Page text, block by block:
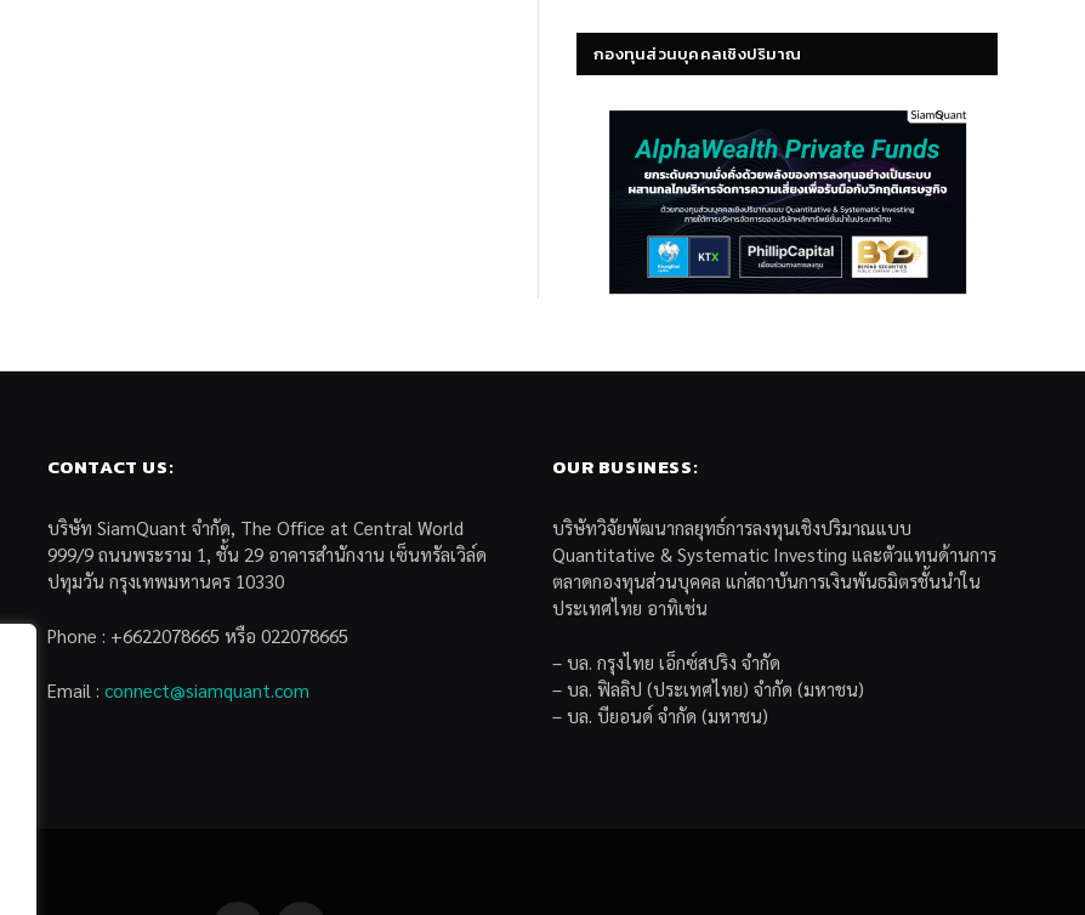
กองทุนส่วนบุคคลเชิงปริมาณ
CONTACT US:
บริษัท SiamQuant จำกัด, The Office at Central World
999/9 ถนนพระราม 1, ชั้น 29 อาคารสำนักงาน เซ็นทรัลเวิล์ด
ปทุมวัน กรุงเทพมหานคร 10330
Phone : +6622078665 หรือ 022078665
Email : connect@siamquant.com
OUR BUSINESS:
บริษัทวิจัยพัฒนากลยุทธ์การลงทุนเชิงปริมาณแบบ
Quantitative & Systematic Investing และตัวแทนด้านการ
ตลาดกองทุนส่วนบุคคล แก่สถาบันการเงินพันธมิตรชั้นนำใน
ประเทศไทย อาทิเช่น
– บล. กรุงไทย เอ็กซ์สปริง จำกัด
– บล. ฟิลลิป (ประเทศไทย) จำกัด (มหาชน)
– บล. บียอนด์ จำกัด (มหาชน)